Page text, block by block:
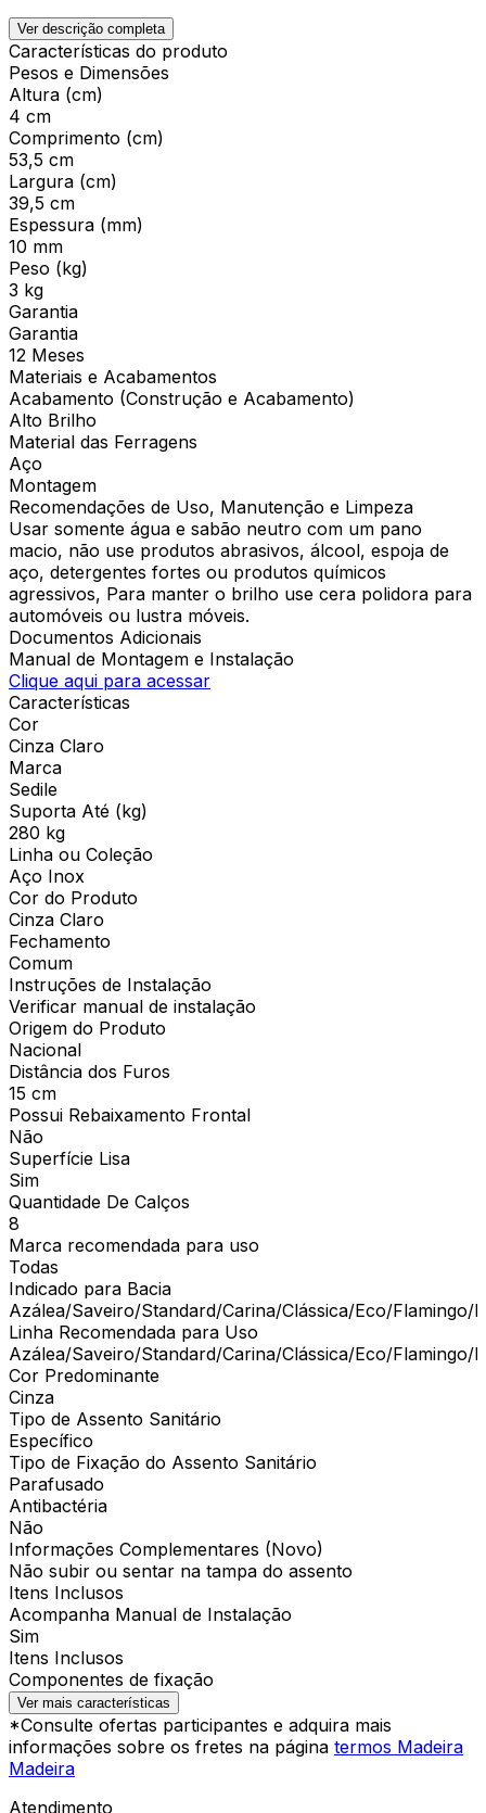
Ver descrição completa
Características do produto
Pesos e Dimensões
Altura (cm)
4 cm
Comprimento (cm)
53,5 cm
Largura (cm)
39,5 cm
Espessura (mm)
10 mm
Peso (kg)
3 kg
Garantia
Garantia
12 Meses
Materiais e Acabamentos
Acabamento (Construção e Acabamento)
Alto Brilho
Material das Ferragens
Aço
Montagem
Recomendações de Uso, Manutenção e Limpeza
Usar somente água e sabão neutro com um pano
macio, não use produtos abrasivos, álcool, espoja de
aço, detergentes fortes ou produtos químicos
agressivos, Para manter o brilho use cera polidora para
automóveis ou lustra móveis.
Documentos Adicionais
Manual de Montagem e Instalação
Clique aqui para acessar
Características
Cor
Cinza Claro
Marca
Sedile
Suporta Até (kg)
280 kg
Linha ou Coleção
Aço Inox
Cor do Produto
Cinza Claro
Fechamento
Comum
Instruções de Instalação
Verificar manual de instalação
Origem do Produto
Nacional
Distância dos Furos
15 cm
Possui Rebaixamento Frontal
Não
Superfície Lisa
Sim
Quantidade De Calços
8
Marca recomendada para uso
Todas
Indicado para Bacia
Azálea/Saveiro/Standard/Carina/Clássica/Eco/
Linha Recomendada para Uso
Azálea/Saveiro/Standard/Carina/Clássica/Eco/
Cor Predominante
Cinza
Tipo de Assento Sanitário
Específico
Tipo de Fixação do Assento Sanitário
Parafusado
Antibactéria
Não
Informações Complementares (Novo)
Não subir ou sentar na tampa do assento
Itens Inclusos
Acompanha Manual de Instalação
Sim
Itens Inclusos
Componentes de fixação
Ver mais características
*Consulte ofertas participantes e adquira mais
informações sobre os fretes na página termos Madeira
Madeira
Atendimento